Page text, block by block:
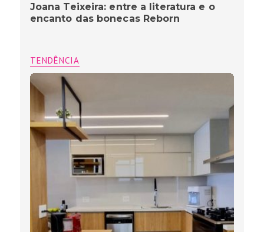
Joana Teixeira: entre a literatura e o
encanto das bonecas Reborn
TENDÊNCIA